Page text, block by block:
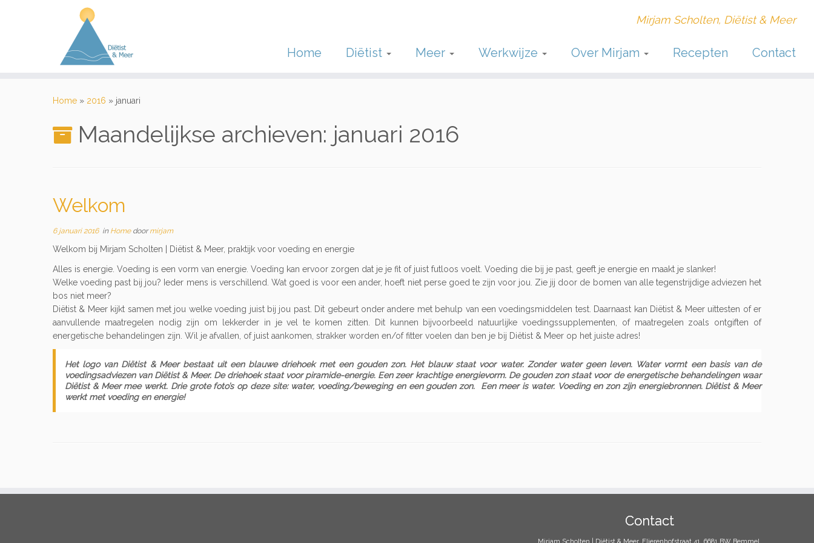
Mirjam Scholten, Diëtist & Meer
Home Diëtist Meer Werkwijze Over Mirjam Recepten Contact
Home » 2016 » januari
Maandelijkse archieven: januari 2016
Welkom
6 januari 2016in Home doormirjam
Welkom bij Mirjam Scholten | Diëtist & Meer, praktijk voor voeding en energie
Alles is energie. Voeding is een vorm van energie. Voeding kan ervoor zorgen dat je je fit of juist futloos voelt. Voeding die bij je past, geeft je energie en maakt je slanker!
Welke voeding past bij jou? Ieder mens is verschillend. Wat goed is voor een ander, hoeft niet perse goed te zijn voor jou. Zie jij door de bomen van alle tegenstrijdige adviezen het
bos niet meer?
Diëtist & Meer kijkt samen met jou welke voeding juist bij jou past. Dit gebeurt onder andere met behulp van een voedingsmiddelen test. Daarnaast kan Diëtist & Meer uittesten of er
aanvullende maatregelen nodig zijn om lekkerder in je vel te komen zitten. Dit kunnen bijvoorbeeld natuurlijke voedingssupplementen, of maatregelen zoals ontgiften of
energetische behandelingen zijn. Wil je afvallen, of juist aankomen, strakker worden en/of fitter voelen dan ben je bij Diëtist & Meer op het juiste adres!
Het logo van Diëtist & Meer bestaat uit een blauwe driehoek met een gouden zon. Het blauw staat voor water. Zonder water geen leven. Water vormt een basis van de
voedingsadviezen van Diëtist & Meer. De driehoek staat voor piramide-energie. Een zeer krachtige energievorm. De gouden zon staat voor de energetische behandelingen waar
Diëtist & Meer mee werkt. Drie grote foto’s op deze site: water, voeding/beweging en een gouden zon. Een meer is water. Voeding en zon zijn energiebronnen. Diëtist & Meer
werkt met voeding en energie!
Contact